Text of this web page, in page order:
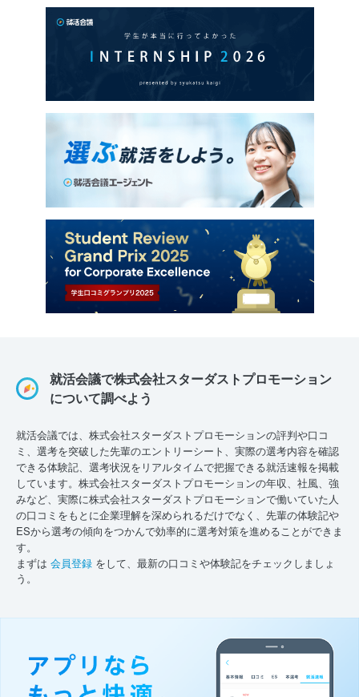
就活会議で株式会社スターダストプロモーション
について調べよう
就活会議では、株式会社スターダストプロモーションの評判や口コ
ミ、選考を突破した先輩のエントリーシート、実際の選考内容を確認
できる体験記、選考状況をリアルタイムで把握できる就活速報を掲載
しています。株式会社スターダストプロモーションの年収、社風、強
みなど、実際に株式会社スターダストプロモーションで働いていた人
の口コミをもとに企業理解を深められるだけでなく、先輩の体験記や
ESから選考の傾向をつかんで効率的に選考対策を進めることができま
す。
まずは 会員登録 をして、最新の口コミや体験記をチェックしましょ
う。